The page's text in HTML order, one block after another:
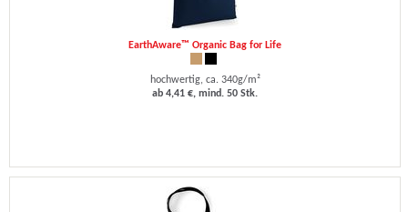
EarthAware™ Organic Bag for Life
hochwertig, ca. 340g/m²
ab 4,41 €, mind. 50 Stk.